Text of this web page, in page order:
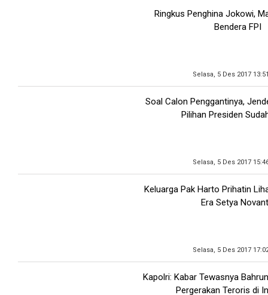
Ringkus Penghina Jokowi,
Bendera FPI
Selasa, 5 Des 2017
Soal Calon Penggantinya,
Pilihan Presiden
Selasa, 5 Des 2017
Keluarga Pak Harto Prihatin
Era Setya
Selasa, 5 Des 2017
Kapolri: Kabar Tewasnya
Pergerakan Teroris di